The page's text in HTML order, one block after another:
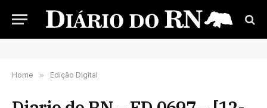
Home » Edição Digital